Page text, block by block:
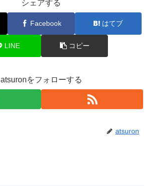
シェアする
Facebook はてブ
LINE コピー
atsuronをフォローする
atsuron